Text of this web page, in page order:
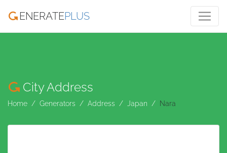
ENERATEPLUS
City Address
Home Generators Address Japan Nara